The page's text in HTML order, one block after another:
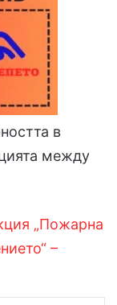
в
между
„Пожарна
–